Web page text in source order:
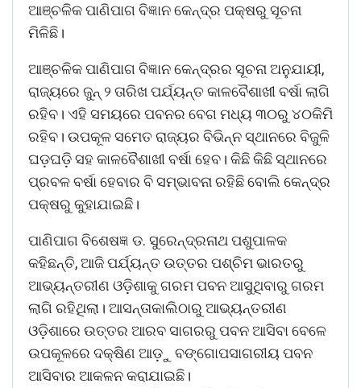
ଆଞ୍ଚଳିକ ପାଣିପାଗ ବିଜ୍ଞା‌ନ କେନ୍ଦ୍ର ପକ୍ଷରୁ ସୂଚନା
ମିଳିଛି।
ଆଞ୍ଚଳିକ ପାଣିପାଗ ବିଜ୍ଞାନ କେନ୍ଦ୍ରର ସୂଚନା ଅନୁଯାୟୀ,
ରାଜ୍ୟରେ ଜୁନ୍‌ ୨ ତାରିଖ ପର୍ଯ୍ୟନ୍ତ କାଳବୈଶାଖୀ ବର୍ଷା ଲାଗି
ରହିବ। ଏହି ସମୟରେ ପବନର ବେଗ ମଧ୍ୟ ୩୦ରୁ ୪୦କିମି
ରହିବ। ଉପକୂଳ ସମେତ ରାଜ୍ୟର ବିଭିନ୍ନ ସ୍ଥାନରେ ବିଜୁଳି
ଘଡ଼ଘଡ଼ି ସହ କାଳବୈଶାଖୀ ବର୍ଷା ହେବ। କିଛି କିଛି ସ୍ଥାନରେ
ପ୍ରବଳ ବର୍ଷା ହେବାର ବି ସମ୍ଭାବନା ରହିଛି ବୋଲି କେନ୍ଦ୍ର
ପକ୍ଷରୁ କୁହାଯାଇଛି।
ପ‌ାଣିପାଗ ବିଶେଷଜ୍ଞ ଡ. ସୁରେନ୍ଦ୍ରନାଥ ପଶୁପାଳକ
କହିଛନ୍ତି, ଆଜି ପର୍ଯ୍ୟନ୍ତ ଉତ୍ତର ପଶ୍ଚିମ ଭାରତରୁ
ଆଭ୍ୟନ୍ତରୀଣ ଓଡ଼ିଶାକୁ ଗରମ ପବନ ଆସୁଥିବାରୁ ଗରମ
ଲାଗି ରହିଥିଲା। ଆସନ୍ତାକାଲିଠାରୁ ଆଭ୍ୟନ୍ତରୀଣ
ଓଡ଼ିଶାରେ ଉତ୍ତର ଆରବ ସାଗରରୁ ପବନ ଆସିବା ବେଳେ
ଉପକୂଳରେ ଦକ୍ଷିଣ ଆଡ଼ୁ ବଙ୍ଗୋପସାଗରୀୟ ପବନ
ଆସିବାର ଆକଳନ କରାଯାଇଛି।